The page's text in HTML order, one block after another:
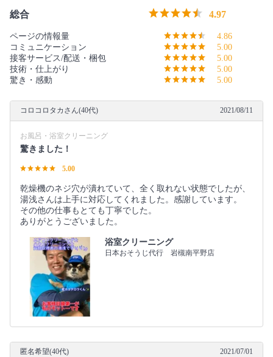
総合 4.97
ページの情報量
4.86
コミュニケーション
5.00
接客サービス/配送・梱包
5.00
技術・仕上がり
5.00
驚き・感動
5.00
コロコロタカさん(40代) 2021/08/11
お風呂・浴室クリーニング
驚きました！
5.00
乾燥機のネジ穴が潰れていて、全く取れない状態でしたが、
湯浅さんは上手に対応してくれました。感謝しています。
その他の仕事もとても丁寧でした。
ありがとうございました。
浴室クリーニング
日本おそうじ代行 岩槻南平野店
匿名希望(40代) 2021/07/01